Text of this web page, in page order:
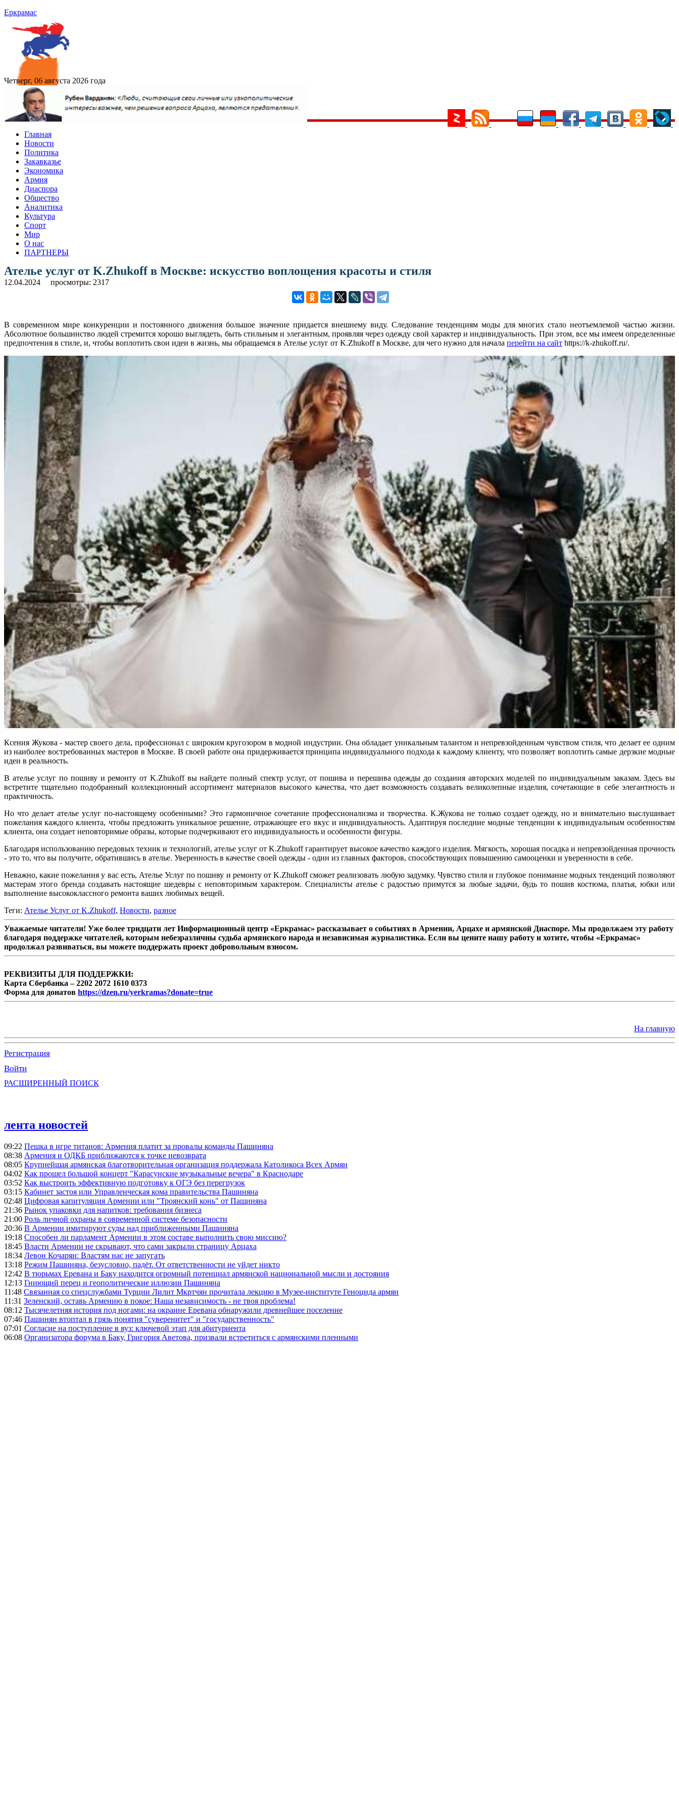
Еркрамас
Четверг, 06 августа 2026 года
Главная
Новости
Политика
Закавказье
Экономика
Армия
Диаспора
Общество
Аналитика
Культура
Спорт
Мир
О нас
ПАРТНЕРЫ
Ателье услуг от K.Zhukoff в Москве: искусство воплощения красоты и стиля
12.04.2024 просмотры: 2317
В современном мире конкуренции и постоянного движения большое значение придается внешнему виду. Следование тенденциям моды для многих стало неотъемлемой частью жизни.
Абсолютное большинство людей стремится хорошо выглядеть, быть стильным и элегантным, проявляя через одежду свой характер и индивидуальность. При этом, все мы имеем определенные
предпочтения в стиле, и, чтобы воплотить свои идеи в жизнь, мы обращаемся в Ателье услуг от K.Zhukoff в Москве, для чего нужно для начала перейти на сайт https://k-zhukoff.ru/.
Ксения Жукова - мастер своего дела, профессионал с широким кругозором в модной индустрии. Она обладает уникальным талантом и непревзойденным чувством стиля, что делает ее одним
из наиболее востребованных мастеров в Москве. В своей работе она придерживается принципа индивидуального подхода к каждому клиенту, что позволяет воплотить самые дерзкие модные
идеи в реальность.
В ателье услуг по пошиву и ремонту от K.Zhukoff вы найдете полный спектр услуг, от пошива и перешива одежды до создания авторских моделей по индивидуальным заказам. Здесь вы
встретите тщательно подобранный коллекционный ассортимент материалов высокого качества, что дает возможность создавать великолепные изделия, сочетающие в себе элегантность и
практичность.
Но что делает ателье услуг по-настоящему особенными? Это гармоничное сочетание профессионализма и творчества. К.Жукова не только создает одежду, но и внимательно выслушивает
пожелания каждого клиента, чтобы предложить уникальное решение, отражающее его вкус и индивидуальность. Адаптируя последние модные тенденции к индивидуальным особенностям
клиента, она создает неповторимые образы, которые подчеркивают его индивидуальность и особенности фигуры.
Благодаря использованию передовых техник и технологий, ателье услуг от K.Zhukoff гарантирует высокое качество каждого изделия. Мягкость, хорошая посадка и непревзойденная прочность
- это то, что вы получите, обратившись в ателье. Уверенность в качестве своей одежды - один из главных факторов, способствующих повышению самооценки и уверенности в себе.
Неважно, какие пожелания у вас есть, Ателье Услуг по пошиву и ремонту от K.Zhukoff сможет реализовать любую задумку. Чувство стиля и глубокое понимание модных тенденций позволяют
мастерам этого бренда создавать настоящие шедевры с неповторимым характером. Специалисты ателье с радостью примутся за любые задачи, будь то пошив костюма, платья, юбки или
выполнение высококлассного ремонта ваших любимых вещей.
Теги: Ателье Услуг от K.Zhukoff, Новости, разное
Уважаемые читатели! Уже более тридцати лет Информационный центр «Еркрамас» рассказывает о событиях в Армении, Арцахе и армянской Диаспоре. Мы продолжаем эту работу
благодаря поддержке читателей, которым небезразличны судьба армянского народа и независимая журналистика. Если вы цените нашу работу и хотите, чтобы «Еркрамас»
продолжал развиваться, вы можете поддержать проект добровольным взносом.
РЕКВИЗИТЫ ДЛЯ ПОДДЕРЖКИ:
Карта Сбербанка – 2202 2072 1610 0373
Форма для донатов https://dzen.ru/yerkramas?donate=true
На главную
Регистрация
Войти
РАСШИРЕННЫЙ ПОИСК
лента новостей
09:22 Пешка в игре титанов: Армения платит за провалы команды Пашиняна
08:38 Армения и ОДКБ приближаются к точке невозврата
08:05 Крупнейшая армянская благотворительная организация поддержала Католикоса Всех Армян
04:02 Как прошел большой концерт "Карасунские музыкальные вечера" в Краснодаре
03:52 Как выстроить эффективную подготовку к ОГЭ без перегрузок
03:15 Кабинет застоя или Управленческая кома правительства Пашиняна
02:48 Цифровая капитуляция Армении или "Троянский конь" от Пашиняна
21:36 Рынок упаковки для напитков: требования бизнеса
21:00 Роль личной охраны в современной системе безопасности
20:36 В Армении имитируют суды над приближенными Пашиняна
19:18 Способен ли парламент Армении в этом составе выполнить свою миссию?
18:45 Власти Армении не скрывают, что сами закрыли страницу Арцаха
18:34 Левон Кочарян: Властям нас не запугать
13:18 Режим Пашиняна, безусловно, падёт. От ответственности не уйдет никто
12:42 В тюрьмах Еревана и Баку находится огромный потенциал армянской национальной мысли и достояния
12:13 Гниющий перец и геополитические иллюзии Пашиняна
11:48 Связанная со спецслужбами Турции Лилит Мкртчян прочитала лекцию в Музее-институте Геноцида армян
11:31 Зеленский, оставь Армению в покое: Наша независимость - не твоя проблема!
08:12 Тысячелетняя история под ногами: на окраине Еревана обнаружили древнейшее поселение
07:46 Пашинян втоптал в грязь понятия "суверенитет" и "государственность"
07:01 Согласие на поступление в вуз: ключевой этап для абитуриента
06:08 Организатора форума в Баку, Григория Аветова, призвали встретиться с армянскими пленными